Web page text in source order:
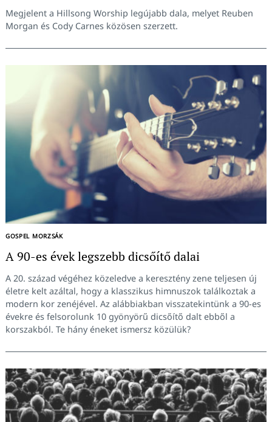
Megjelent a Hillsong Worship legújabb dala, melyet Reuben
Morgan és Cody Carnes közösen szerzett.
GOSPEL MORZSÁK
A 90-es évek legszebb dicsőítő dalai
A 20. század végéhez közeledve a keresztény zene teljesen új
életre kelt azáltal, hogy a klasszikus himnuszok találkoztak a
modern kor zenéjével. Az alábbiakban visszatekintünk a 90-es
évekre és felsorolunk 10 gyönyörű dicsőítő dalt ebből a
korszakból. Te hány éneket ismersz közülük?